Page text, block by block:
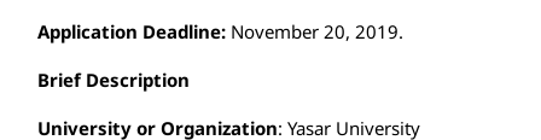
Application Deadline: November 20, 2019.
Brief Description
University or Organization: Yasar University